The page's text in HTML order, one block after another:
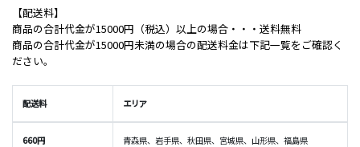
【配送料】
商品の合計代金が15000円（税込）以上の場合・・・送料無料
商品の合計代金が15000円未満の場合の配送料金は下記一覧をご確認く
ださい。
配送料 エリア
660円 青森県、岩手県、秋田県、宮城県、山形県、福島県